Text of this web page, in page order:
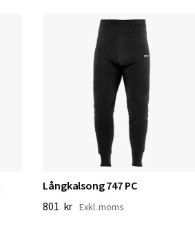
Långkalsong 747 PC
801 kr